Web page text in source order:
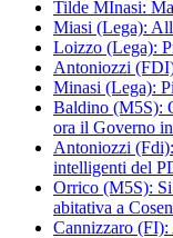
Tilde MInasi:
Miasi (Lega):
Loizzo (Lega):
Antoniozzi
Minasi (Lega):
Baldino (M5S):
ora il Governo
Antoniozzi
intelligenti del
Orrico (M5S): Si
abitativa a
Cannizzaro (FI):